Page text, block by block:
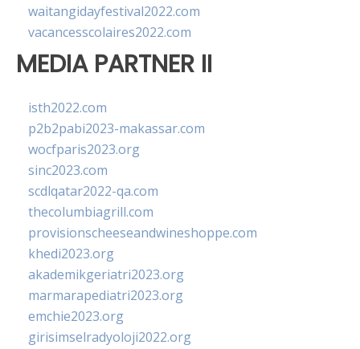
waitangidayfestival2022.com
vacancesscolaires2022.com
MEDIA PARTNER II
isth2022.com
p2b2pabi2023-makassar.com
wocfparis2023.org
sinc2023.com
scdlqatar2022-qa.com
thecolumbiagrill.com
provisionscheeseandwineshoppe.com
khedi2023.org
akademikgeriatri2023.org
marmarapediatri2023.org
emchie2023.org
girisimselradyoloji2022.org